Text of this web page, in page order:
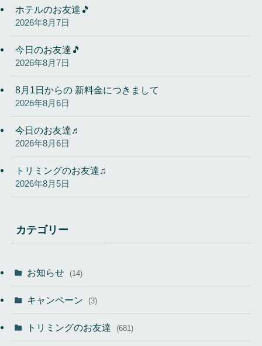
ホテルのお友達🎵
2026年8月7日
今日のお友達🎵
2026年8月7日
8月1日からの 新料金につきまして
2026年8月6日
今日のお友達♬
2026年8月6日
トリミングのお友達♫
2026年8月5日
カテゴリー
お知らせ (14)
キャンペーン (3)
トリミングのお友達 (681)